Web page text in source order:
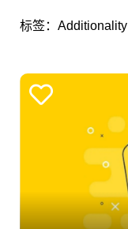
标签： Additionality